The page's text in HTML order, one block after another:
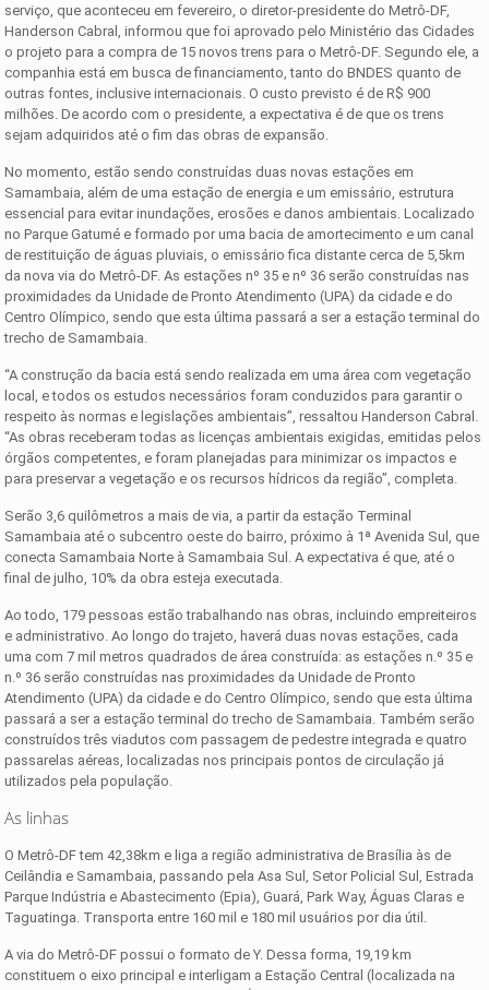
serviço, que aconteceu em fevereiro, o diretor-presidente do Metrô-DF,
Handerson Cabral, informou que foi aprovado pelo Ministério das Cidades
o projeto para a compra de 15 novos trens para o Metrô-DF. Segundo ele, a
companhia está em busca de financiamento, tanto do BNDES quanto de
outras fontes, inclusive internacionais. O custo previsto é de R$ 900
milhões. De acordo com o presidente, a expectativa é de que os trens
sejam adquiridos até o fim das obras de expansão.
No momento, estão sendo construídas duas novas estações em
Samambaia, além de uma estação de energia e um emissário, estrutura
essencial para evitar inundações, erosões e danos ambientais. Localizado
no Parque Gatumé e formado por uma bacia de amortecimento e um canal
de restituição de águas pluviais, o emissário fica distante cerca de 5,5km
da nova via do Metrô-DF. As estações nº 35 e nº 36 serão construídas nas
proximidades da Unidade de Pronto Atendimento (UPA) da cidade e do
Centro Olímpico, sendo que esta última passará a ser a estação terminal do
trecho de Samambaia.
“A construção da bacia está sendo realizada em uma área com vegetação
local, e todos os estudos necessários foram conduzidos para garantir o
respeito às normas e legislações ambientais”, ressaltou Handerson Cabral.
“As obras receberam todas as licenças ambientais exigidas, emitidas pelos
órgãos competentes, e foram planejadas para minimizar os impactos e
para preservar a vegetação e os recursos hídricos da região”, completa.
Serão 3,6 quilômetros a mais de via, a partir da estação Terminal
Samambaia até o subcentro oeste do bairro, próximo à 1ª Avenida Sul, que
conecta Samambaia Norte à Samambaia Sul. A expectativa é que, até o
final de julho, 10% da obra esteja executada.
Ao todo, 179 pessoas estão trabalhando nas obras, incluindo empreiteiros
e administrativo. Ao longo do trajeto, haverá duas novas estações, cada
uma com 7 mil metros quadrados de área construída: as estações n.º 35 e
n.º 36 serão construídas nas proximidades da Unidade de Pronto
Atendimento (UPA) da cidade e do Centro Olímpico, sendo que esta última
passará a ser a estação terminal do trecho de Samambaia. Também serão
construídos três viadutos com passagem de pedestre integrada e quatro
passarelas aéreas, localizadas nos principais pontos de circulação já
utilizados pela população.
As linhas
O Metrô-DF tem 42,38km e liga a região administrativa de Brasília às de
Ceilândia e Samambaia, passando pela Asa Sul, Setor Policial Sul, Estrada
Parque Indústria e Abastecimento (Epia), Guará, Park Way, Águas Claras e
Taguatinga. Transporta entre 160 mil e 180 mil usuários por dia útil.
A via do Metrô-DF possui o formato de Y. Dessa forma, 19,19 km
constituem o eixo principal e interligam a Estação Central (localizada na